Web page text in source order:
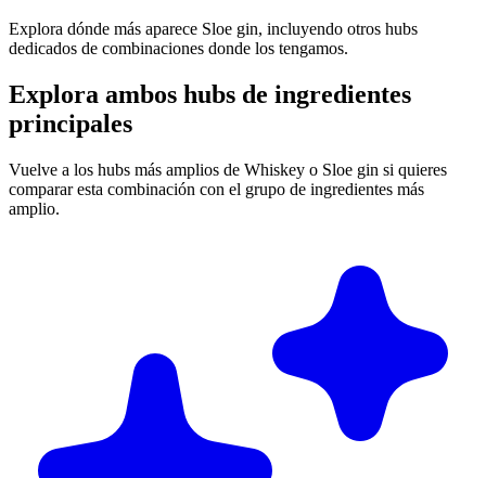
Explora dónde más aparece Sloe gin, incluyendo otros hubs
dedicados de combinaciones donde los tengamos.
Explora ambos hubs de ingredientes
principales
Vuelve a los hubs más amplios de Whiskey o Sloe gin si quieres
comparar esta combinación con el grupo de ingredientes más
amplio.